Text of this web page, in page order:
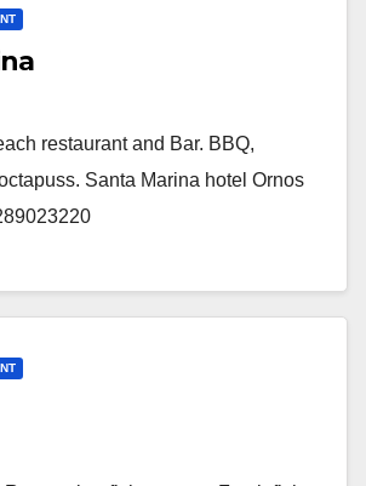
restaurant and Bar. BBQ,
Santa Marina hotel Ornos